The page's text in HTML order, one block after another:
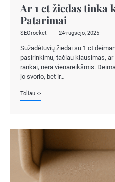
Ar 1 ct žiedas tinka
Patarimai
SEOrocket 24 rugsėjo, 2025
Sužadėtuvių žiedai su 1 ct
pasirinkimu, tačiau klausimas,
rankai, nėra vienareikšmis.
jo svorio, bet ir…
Toliau ->